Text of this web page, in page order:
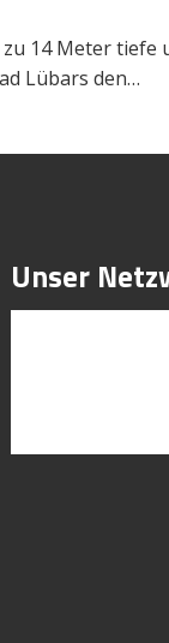
14 Meter tiefe
Lübars den…
Unser